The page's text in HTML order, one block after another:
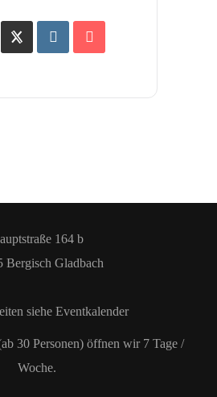
164 b
Bergisch Gladbach
siehe Eventkalender
30 Personen) öffnen wir 7 Tage /
Woche.